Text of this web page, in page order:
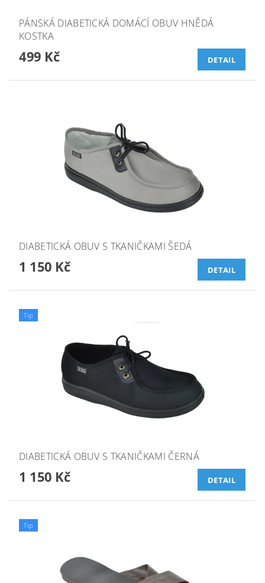
PÁNSKÁ DIABETICKÁ DOMÁCÍ OBUV HNĚDÁ
KOSTKA
499 Kč DETAIL
DIABETICKÁ OBUV S TKANIČKAMI ŠEDÁ
1 150 Kč DETAIL
Tip
DIABETICKÁ OBUV S TKANIČKAMI ČERNÁ
1 150 Kč DETAIL
Tip